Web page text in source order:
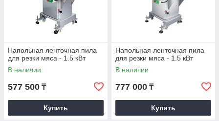
Напольная ленточная пила
для резки мяса - 1.5 кВт
В наличии
577 500 ₸
Купить
Напольная ленточная пила
для резки мяса - 1.5 кВт
В наличии
777 000 ₸
Купить